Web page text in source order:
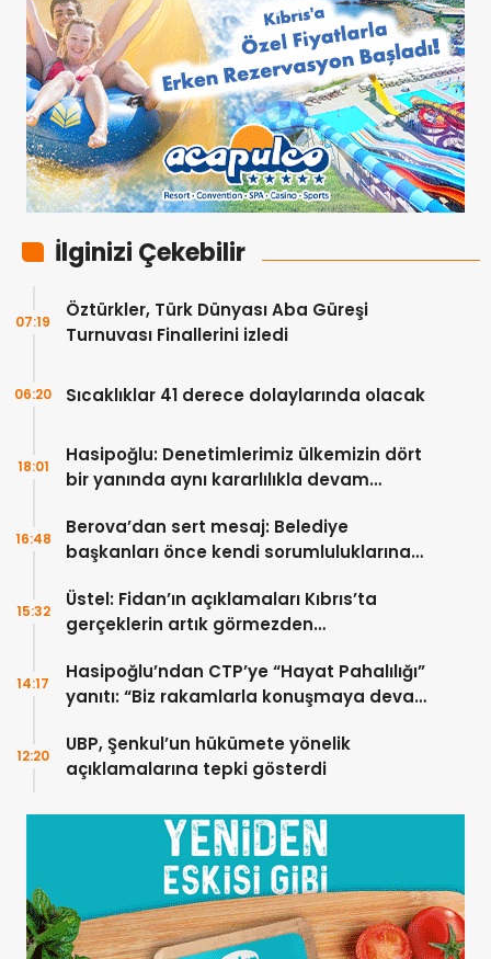
İlginizi Çekebilir
Öztürkler, Türk Dünyası Aba Güreşi
Turnuvası Finallerini izledi
07:19
Sıcaklıklar 41 derece dolaylarında olacak
06:20
Hasipoğlu: Denetimlerimiz ülkemizin dört
bir yanında aynı kararlılıkla devam
18:01
Berova’dan sert mesaj: Belediye
başkanları önce kendi sorumluluklarına
16:48
Üstel: Fidan’ın açıklamaları Kıbrıs’ta
gerçeklerin artık görmezden
15:32
Hasipoğlu’ndan CTP’ye “Hayat Pahalılığı”
yanıtı: “Biz rakamlarla konuşmaya devam
14:17
UBP, Şenkul’un hükümete yönelik
açıklamalarına tepki gösterdi
12:20